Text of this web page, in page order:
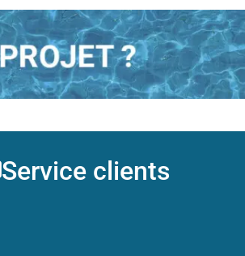
Service clients